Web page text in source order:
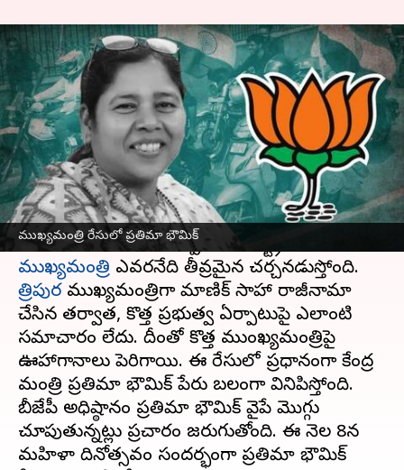
ముఖ్యమంత్రి రేసులో ప్రతిమా భౌమిక్
ముఖ్యమంత్రి రేసులో ప్రతిమా భౌమిక్;
అదే జరిగితే మొదటి మహిళా
సీఎంగా రికార్డు
వ్రాసిన వారు Stalin Mar 05, 2023 08:00 am
ఈ వార్తాకథనం ఏంటి
ఇటీవల జరిగిన అసెంబ్లీ ఎన్నికల్లోబీజేపీఘన విజయం
సాధించింది. అయితే ఇప్పుడు ఆ రాష్ట్రంలో
ముఖ్యమంత్రి
త్రిపుర ముఖ్యమంత్రిగా మాణిక్ సాహా రాజీనామా
చేసిన తర్వాత, కొత్త ప్రభుత్వ ఏర్పాటుపై ఎలాంటి
సమాచారం లేదు. దీంతో కొత్త ముంఖ్యమంత్రిపై
ఊహాగానాలు పెరిగాయి. ఈ రేసులో ప్రధానంగా కేంద్ర
మంత్రి ప్రతిమా భౌమిక్ పేరు బలంగా వినిపిస్తోంది.
బీజేపీ అధిష్ఠానం ప్రతిమా భౌమిక్ వైపే మొగ్గు
చూపుతున్నట్లు ప్రచారం జరుగుతోంది. ఈ నెల 8న
మహిళా దినోత్సవం సందర్భంగా ప్రతిమా భౌమిక్